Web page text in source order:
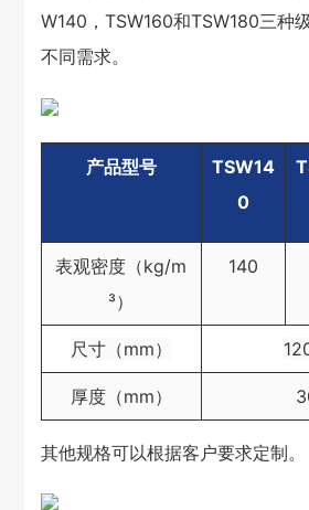
W140，TSW160和TSW180三种
不同需求。
产品型号
TSW14
0
表观密度（kg/m
³）
140
尺寸（mm）
厚度（mm）
其他规格可以根据客户要求定制。